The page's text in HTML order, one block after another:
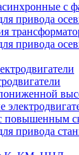
с
привода
привода
повышенным
привода